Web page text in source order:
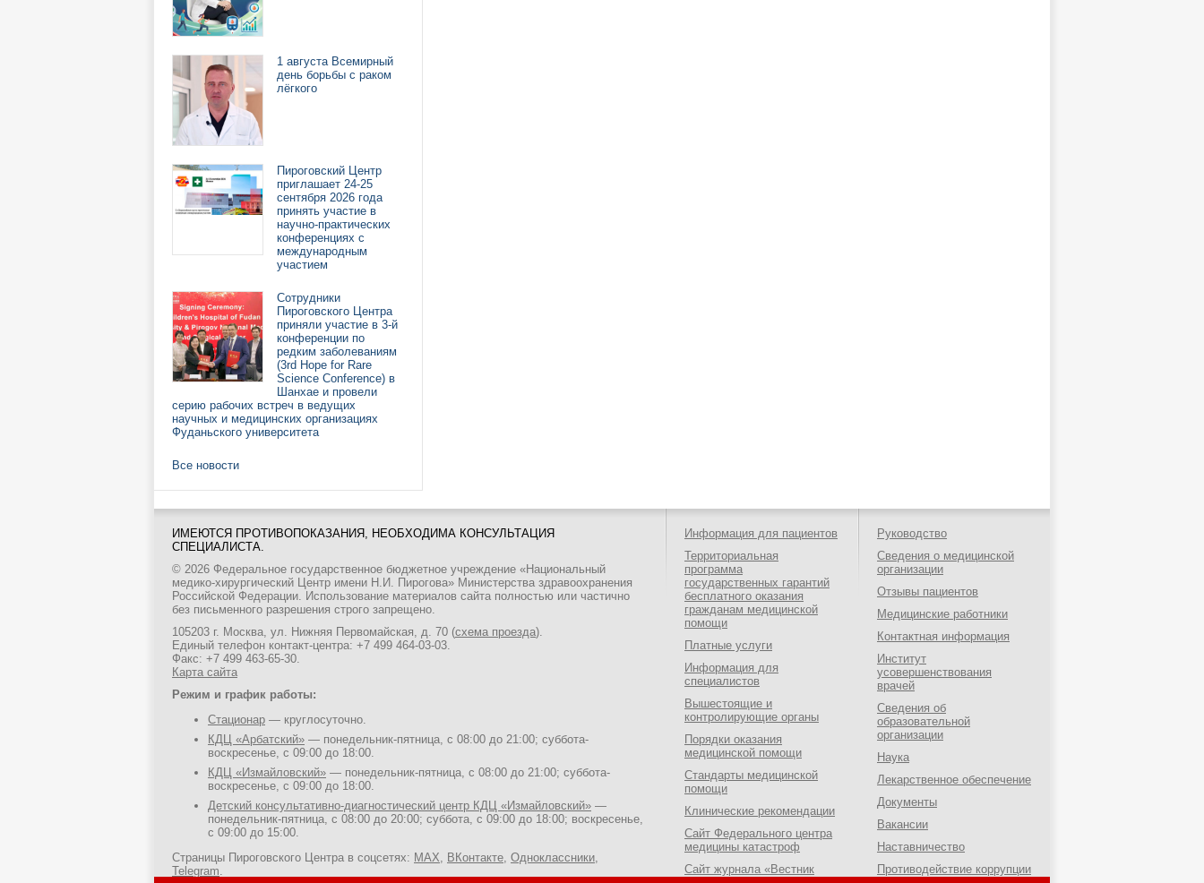
1 августа Всемирный
день борьбы с раком
лёгкого
Пироговский Центр
приглашает 24-25
сентября 2026 года
принять участие в
научно-практических
конференциях с
международным
участием
Сотрудники
Пироговского Центра
приняли участие в 3-й
конференции по
редким заболеваниям
(3rd Hope for Rare
Science Conference) в
Шанхае и провели
серию рабочих встреч в ведущих
научных и медицинских организациях
Фуданьского университета
Все новости
ИМЕЮТСЯ ПРОТИВОПОКАЗАНИЯ, НЕОБХОДИМА КОНСУЛЬТАЦИЯ
СПЕЦИАЛИСТА.
© 2026 Федеральное государственное бюджетное учреждение «Национальный
медико-хирургический Центр имени Н.И. Пирогова» Министерства здравоохранения
Российской Федерации. Использование материалов сайта полностью или частично
без письменного разрешения строго запрещено.
105203 г. Москва, ул. Нижняя Первомайская, д. 70 (схема проезда).
Единый телефон контакт-центра: +7 499 464-03-03.
Факс: +7 499 463-65-30.
Карта сайта
Режим и график работы:
Стационар — круглосуточно.
КДЦ «Арбатский» — понедельник-пятница, с 08:00 до 21:00; суббота-
воскресенье, с 09:00 до 18:00.
КДЦ «Измайловский» — понедельник-пятница, с 08:00 до 21:00; суббота-
воскресенье, с 09:00 до 18:00.
Детский консультативно-диагностический центр КДЦ «Измайловский» —
понедельник-пятница, с 08:00 до 20:00; суббота, с 09:00 до 18:00; воскресенье,
с 09:00 до 15:00.
Страницы Пироговского Центра в соцсетях: MAX ВКонтакте Одноклассники
Telegram
Информация для пациентов
Территориальная
программа
государственных гарантий
бесплатного оказания
гражданам медицинской
помощи
Платные услуги
Информация для
специалистов
Вышестоящие и
контролирующие органы
Порядки оказания
медицинской помощи
Стандарты медицинской
помощи
Клинические рекомендации
Сайт Федерального центра
медицины катастроф
Сайт журнала «Вестник
Руководство
Сведения о медицинской
организации
Отзывы пациентов
Медицинские работники
Контактная информация
Институт
усовершенствования
врачей
Сведения об
образовательной
организации
Наука
Лекарственное обеспечение
Документы
Вакансии
Наставничество
Противодействие коррупции